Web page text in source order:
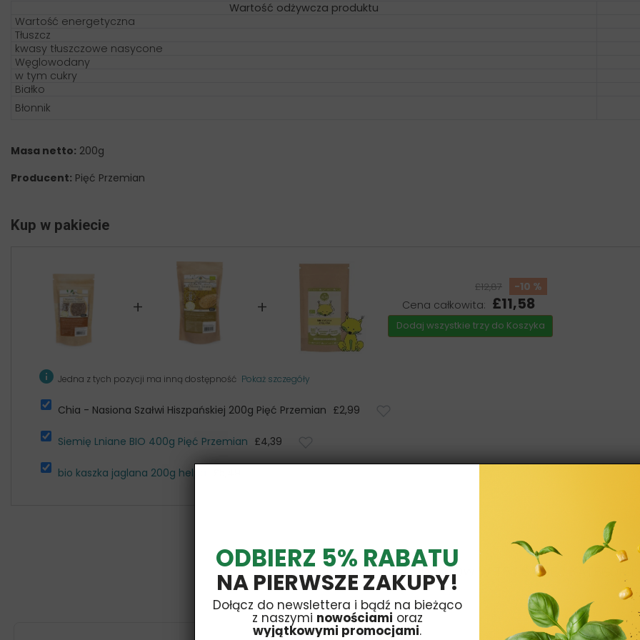
Wartość odżywcza produktu
Wartość energetyczna
Tłuszcz
kwasy tłuszczowe nasycone
Węglowodany
w tym cukry
Białko
Błonnik
Masa netto: 200g
Producent: Pięć Przemian
Kup w pakiecie
+ +
£12,87
-10 %
Cena całkowita: £11,58
Dodaj wszystkie trzy do Koszyka
info Jedna z tych pozycji ma inną dostępność Pokaż szczegóły
Chia - Nasiona Szałwi Hiszpańskiej 200g Pięć Przemian £2,99
Siemię Lniane BIO 400g Pięć Przemian £4,39
bio kaszka jaglana 200g helpa
16 INNYCH PRODUKTÓW W TEJ SAMEJ KATEGORII:
ODBIERZ 5% RABATU
NA PIERWSZE ZAKUPY!
Dołącz do newslettera i bądź na bieżąco
z naszymi nowościami oraz
wyjątkowymi promocjami.